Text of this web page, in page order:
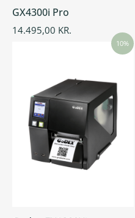
GX4300i Pro
14.495,00 KR.
10%